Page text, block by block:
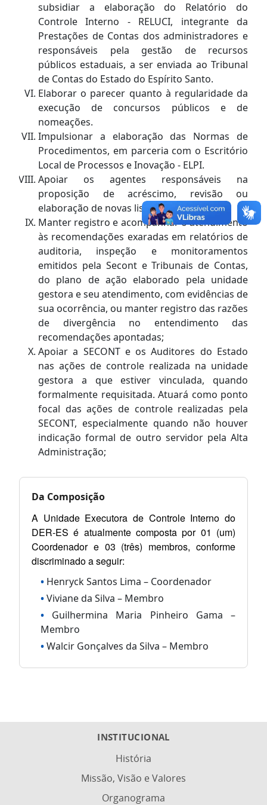
subsidiar a elaboração do Relatório do
Controle Interno - RELUCI, integrante da
Prestações de Contas dos administradores e
responsáveis pela gestão de recursos
públicos estaduais, a ser enviada ao Tribunal
de Contas do Estado do Espírito Santo.
Elaborar o parecer quanto à regularidade da
execução de concursos públicos e de
nomeações.
Impulsionar a elaboração das Normas de
Procedimentos, em parceria com o Escritório
Local de Processos e Inovação - ELPI.
Apoiar os agentes responsáveis na
proposição de acréscimo, revisão ou
elaboração de novas listas de verificação.
Manter registro e acompanhar o atendimento
às recomendações exaradas em relatórios de
auditoria, inspeção e monitoramentos
emitidos pela Secont e Tribunais de Contas,
do plano de ação elaborado pela unidade
gestora e seu atendimento, com evidências de
sua ocorrência, ou manter registro das razões
de divergência no entendimento das
recomendações apontadas;
Apoiar a SECONT e os Auditores do Estado
nas ações de controle realizada na unidade
gestora a que estiver vinculada, quando
formalmente requisitada. Atuará como ponto
focal das ações de controle realizadas pela
SECONT, especialmente quando não houver
indicação formal de outro servidor pela Alta
Administração;
Da Composição
A Unidade Executora de Controle Interno do
DER-ES é atualmente composta por 01 (um)
Coordenador e 03 (três) membros, conforme
discriminado a seguir:
Henryck Santos Lima – Coordenador
Viviane da Silva – Membro
Guilhermina Maria Pinheiro Gama –
Membro
Walcir Gonçalves da Silva – Membro
INSTITUCIONAL
História
Missão, Visão e Valores
Organograma